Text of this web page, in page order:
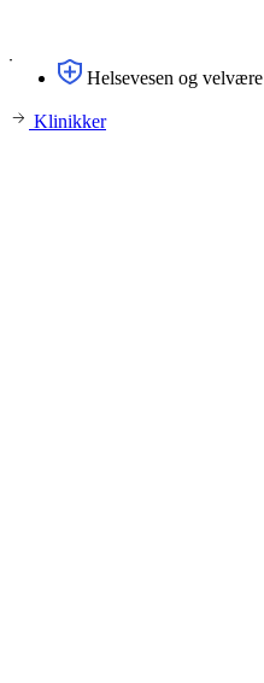
Helsevesen og velvære
Klinikker